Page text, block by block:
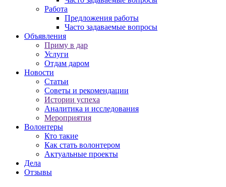
Работа
Предложения работы
Часто задаваемые вопросы
Объявления
Приму в дар
Услуги
Отдам даром
Новости
Статьи
Советы и рекомендации
Истории успеха
Аналитика и исследования
Мероприятия
Волонтеры
Кто такие
Как стать волонтером
Актуальные проекты
Дела
Отзывы